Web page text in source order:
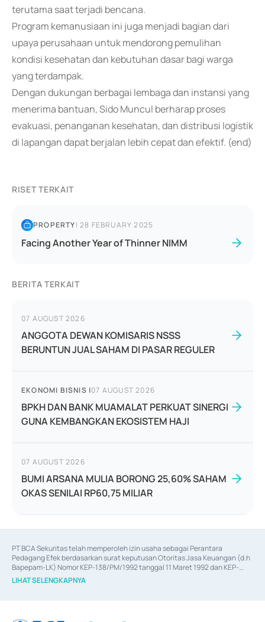
terutama saat terjadi bencana.
Program kemanusiaan ini juga menjadi bagian dari
upaya perusahaan untuk mendorong pemulihan
kondisi kesehatan dan kebutuhan dasar bagi warga
yang terdampak.
Dengan dukungan berbagai lembaga dan instansi yang
menerima bantuan, Sido Muncul berharap proses
evakuasi, penanganan kesehatan, dan distribusi logistik
di lapangan dapat berjalan lebih cepat dan efektif. (end)
RISET TERKAIT
PROPERTY|28 FEBRUARY 2025
Facing Another Year of Thinner NIMM
BERITA TERKAIT
07 AUGUST 2026
ANGGOTA DEWAN KOMISARIS NSSS
BERUNTUN JUAL SAHAM DI PASAR REGULER
EKONOMI BISNIS |07 AUGUST 2026
BPKH DAN BANK MUAMALAT PERKUAT SINERGI
GUNA KEMBANGKAN EKOSISTEM HAJI
07 AUGUST 2026
BUMI ARSANA MULIA BORONG 25,60% SAHAM
OKAS SENILAI RP60,75 MILIAR
PT BCA Sekuritas telah memperoleh izin usaha sebagai Perantara
Pedagang Efek berdasarkan surat keputusan Otoritas Jasa Keuangan (d.h
Bapepam-LK) Nomor KEP-138/PM/1992 tanggal 11 Maret 1992 dan KEP-
06/D.04/2014 tanggal 28 Februari 2014, izin usaha sebagai Penjamin Emisi
Efek berdasarkan surat keputusan Otoritas Jasa Keuangan Nomor KEP-
LIHAT SELENGKAPNYA